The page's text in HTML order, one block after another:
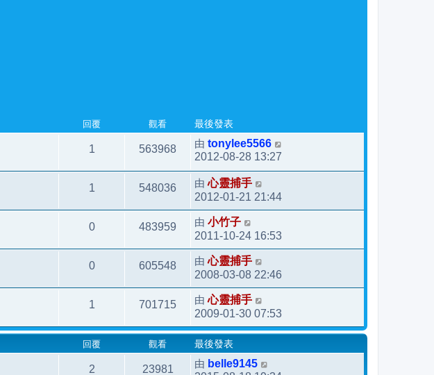
回覆 觀看 最後發表
1 563968 由 tonylee5566
2012-08-28 13:27
1 548036 由心靈捕手
2012-01-21 21:44
0 483959 由 小竹子
2011-10-24 16:53
0 605548 由心靈捕手
2008-03-08 22:46
1 701715 由心靈捕手
2009-01-30 07:53
回覆 觀看 最後發表
2 23981 由 belle9145